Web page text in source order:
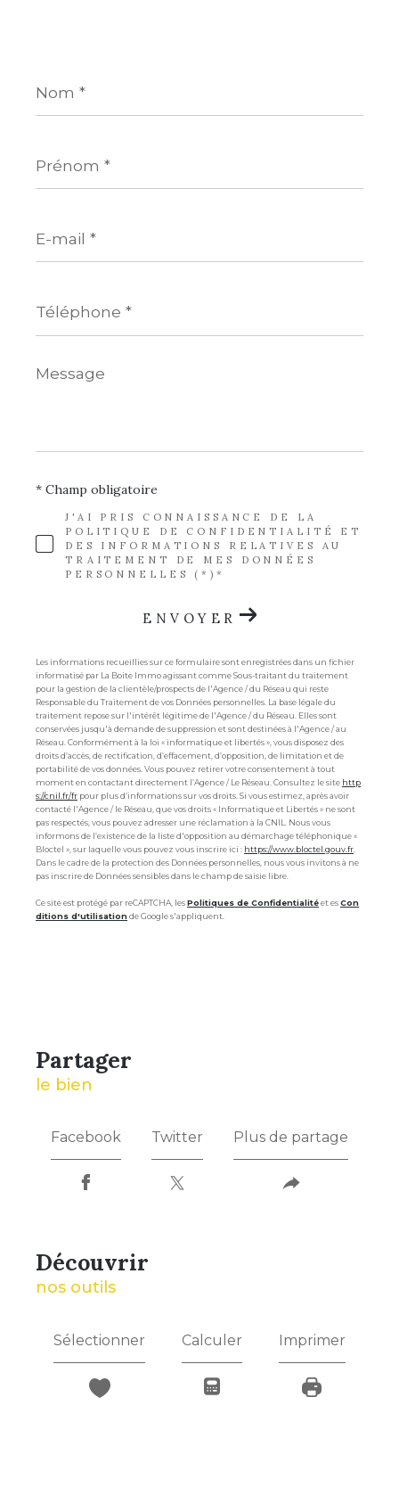
*
*
mail
*
*
Message
*
J'AI PRIS CONNAISSANCE DE LA
POLITIQUE DE CONFIDENTIALITÉ ET
DES INFORMATIONS RELATIVES AU
TRAITEMENT DE MES DONNÉES
PERSONNELLES (*)*
* Champ obligatoire
ENVOYER
Les informations recueillies sur ce formulaire sont enregistrées dans un fichier
informatisé par La Boite Immo agissant comme Sous-traitant du traitement
pour la gestion de la clientèle/prospects de l'Agence / du Réseau qui reste
Responsable du Traitement de vos Données personnelles. La base légale du
traitement repose sur l'intérêt légitime de l'Agence / du Réseau. Elles sont
conservées jusqu'à demande de suppression et sont destinées à l'Agence / au
Réseau. Conformément à la loi « informatique et libertés », vous disposez des
droits d’accès, de rectification, d’effacement, d’opposition, de limitation et de
portabilité de vos données. Vous pouvez retirer votre consentement à tout
moment en contactant directement l’Agence / Le Réseau. Consultez le site http
s://cnil.fr/fr pour plus d’informations sur vos droits. Si vous estimez, après avoir
contacté l'Agence / le Réseau, que vos droits « Informatique et Libertés » ne sont
pas respectés, vous pouvez adresser une réclamation à la CNIL. Nous vous
informons de l’existence de la liste d'opposition au démarchage téléphonique «
Bloctel », sur laquelle vous pouvez vous inscrire ici : https://www.bloctel.gouv.fr
Dans le cadre de la protection des Données personnelles, nous vous invitons à ne
pas inscrire de Données sensibles dans le champ de saisie libre.
Ce site est protégé par reCAPTCHA, lesPolitiques de Confidentialitéet esCon
ditions d'utilisationde Google s'appliquent.
partager
le bien
Facebook Twitter Plus de partage
découvrir
nos outils
Sélectionner Calculer Imprimer